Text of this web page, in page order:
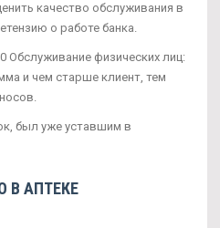
качество обслуживания в
о работе банка.
Обслуживание физических лиц:
и чем старше клиент, тем
был уже уставшим в
В АПТЕКЕ